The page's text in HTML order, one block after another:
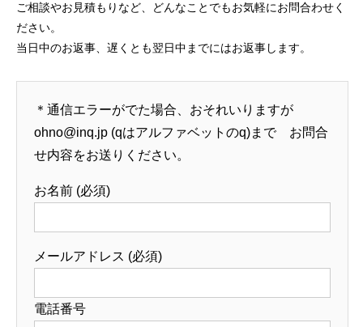
ご相談やお見積もりなど、どんなことでもお気軽にお問合わせく
ださい。
当日中のお返事、遅くとも翌日中までにはお返事します。
＊通信エラーがでた場合、おそれいりますが
ohno@inq.jp (qはアルファベットのq)まで お問合
せ内容をお送りください。
お名前 (必須)
メールアドレス (必須)
電話番号